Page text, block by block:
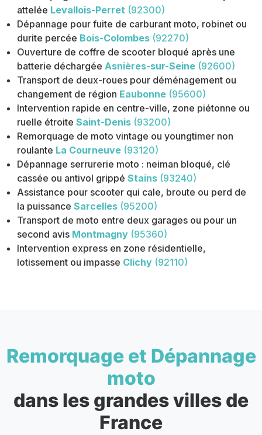
attelée Levallois-Perret (92300)
Dépannage pour fuite de carburant moto, robinet ou
durite percée Bois-Colombes (92270)
Ouverture de coffre de scooter bloqué après une
batterie déchargée Asnières-sur-Seine (92600)
Transport de deux-roues pour déménagement ou
changement de région Eaubonne (95600)
Intervention rapide en centre-ville, zone piétonne ou
ruelle étroite Saint-Denis (93200)
Remorquage de moto vintage ou youngtimer non
roulante La Courneuve (93120)
Dépannage serrurerie moto : neiman bloqué, clé
cassée ou antivol grippé Stains (93240)
Assistance pour scooter qui cale, broute ou perd de
la puissance Sarcelles (95200)
Transport de moto entre deux garages ou pour un
second avis Montmagny (95360)
Intervention express en zone résidentielle,
lotissement ou impasse Clichy (92110)
Remorquage et Dépannage
moto
dans les grandes villes de
France